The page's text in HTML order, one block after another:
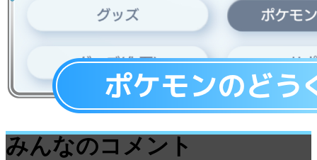
みんなのコメント